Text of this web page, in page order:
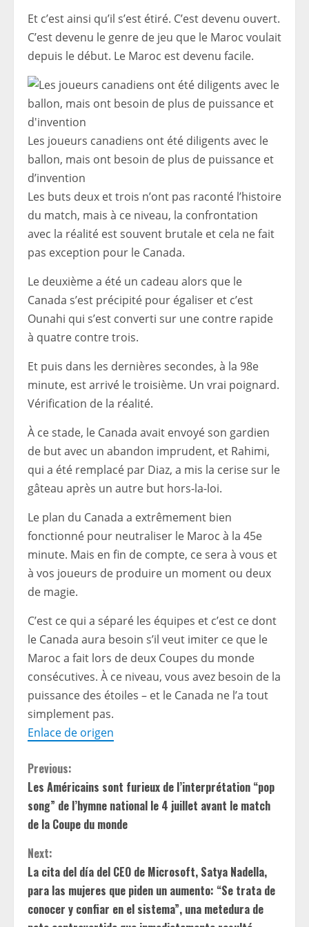
Et c’est ainsi qu’il s’est étiré. C’est devenu ouvert.
C’est devenu le genre de jeu que le Maroc voulait
depuis le début. Le Maroc est devenu facile.
Les joueurs canadiens ont été diligents avec le
ballon, mais ont besoin de plus de puissance et
d’invention
Les buts deux et trois n’ont pas raconté l’histoire
du match, mais à ce niveau, la confrontation
avec la réalité est souvent brutale et cela ne fait
pas exception pour le Canada.
Le deuxième a été un cadeau alors que le
Canada s’est précipité pour égaliser et c’est
Ounahi qui s’est converti sur une contre rapide
à quatre contre trois.
Et puis dans les dernières secondes, à la 98e
minute, est arrivé le troisième. Un vrai poignard.
Vérification de la réalité.
À ce stade, le Canada avait envoyé son gardien
de but avec un abandon imprudent, et Rahimi,
qui a été remplacé par Diaz, a mis la cerise sur le
gâteau après un autre but hors-la-loi.
Le plan du Canada a extrêmement bien
fonctionné pour neutraliser le Maroc à la 45e
minute. Mais en fin de compte, ce sera à vous et
à vos joueurs de produire un moment ou deux
de magie.
C’est ce qui a séparé les équipes et c’est ce dont
le Canada aura besoin s’il veut imiter ce que le
Maroc a fait lors de deux Coupes du monde
consécutives. À ce niveau, vous avez besoin de la
puissance des étoiles – et le Canada ne l’a tout
simplement pas.
Enlace de origen
C
o
n
t
i
n
Previous:
Les Américains sont furieux de l’interprétation “pop
song” de l’hymne national le 4 juillet avant le match
de la Coupe du monde
Next:
La cita del día del CEO de Microsoft, Satya Nadella,
para las mujeres que piden un aumento: “Se trata de
conocer y confiar en el sistema”, una metedura de